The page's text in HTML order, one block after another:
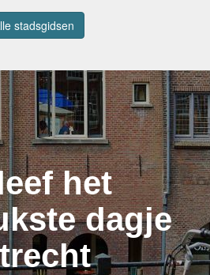
stadsgidsen
het
dagje